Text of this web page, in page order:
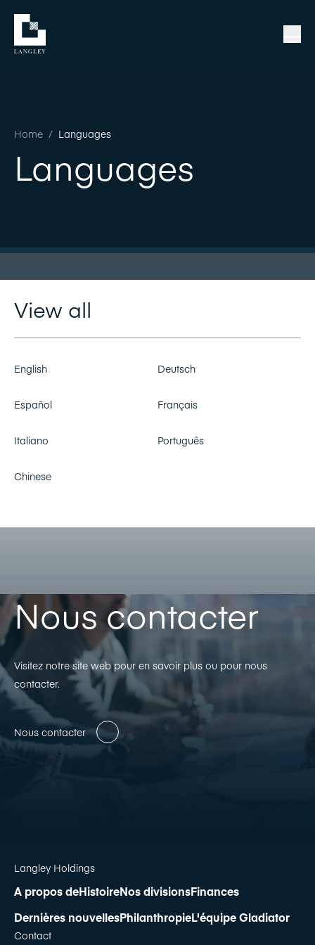
Home / Languages
Languages
View all
English Deutsch
Español Français
Italiano Português
Chinese
Nous contacter
Visitez notre site web pour en savoir plus ou pour nous
contacter.
Nous contacter
Langley Holdings
A propos deHistoireNos divisionsFinances
Dernières nouvellesPhilanthropieL'équipe Gladiator
Contact